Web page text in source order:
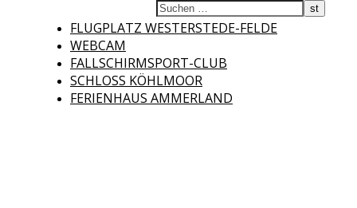
FLUGPLATZ WESTERSTEDE-FELDE
WEBCAM
FALLSCHIRMSPORT-CLUB
SCHLOSS KÖHLMOOR
FERIENHAUS AMMERLAND
Fliegerclub